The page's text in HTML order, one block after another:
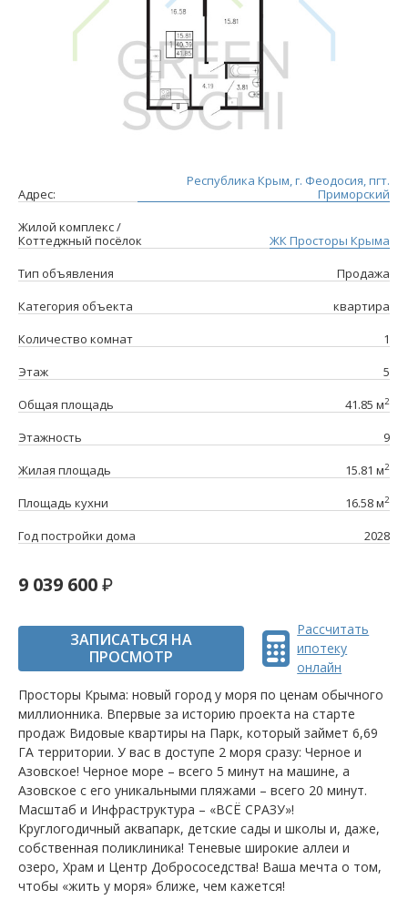
Адрес:
Республика Крым, г. Феодосия, пгт.
Приморский
Жилой комплекс /
Коттеджный посёлок
ЖК Просторы Крыма
Тип объявления
Продажа
Категория объекта
квартира
Количество комнат
1
Этаж
5
Общая площадь
41.85 м2
Этажность
9
Жилая площадь
15.81 м2
Площадь кухни 16.58 м2
Год постройки дома 2028
9 039 600
ЗАПИСАТЬСЯ НА
ПРОСМОТР
Рассчитать
ипотеку
онлайн
Просторы Крыма: новый город у моря по ценам обычного
миллионника. Впервые за историю проекта на старте
продаж Видовые квартиры на Парк, который займет 6,69
ГА территории. У вас в доступе 2 моря сразу: Черное и
Азовское! Черное море – всего 5 минут на машине, а
Азовское с его уникальными пляжами – всего 20 минут.
Масштаб и Инфраструктура – «ВСЁ СРАЗУ»!
Круглогодичный аквапарк, детские сады и школы и, даже,
собственная поликлиника! Теневые широкие аллеи и
озеро, Храм и Центр Добрососедства! Ваша мечта о том,
чтобы «жить у моря» ближе, чем кажется!